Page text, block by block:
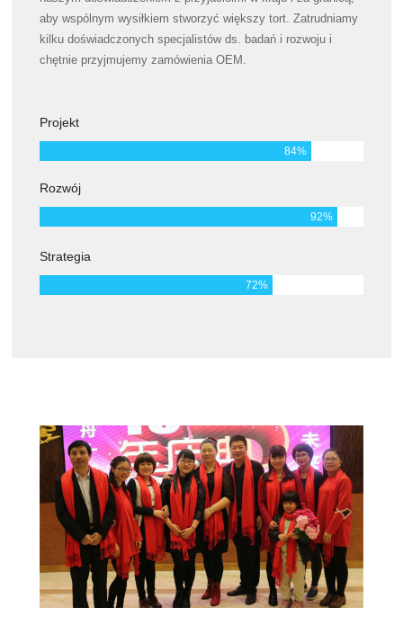
aby wspólnym wysiłkiem stworzyć większy tort. Zatrudniamy
kilku doświadczonych specjalistów ds. badań i rozwoju i
chętnie przyjmujemy zamówienia OEM.
Projekt
84%
Rozwój
92%
Strategia
72%